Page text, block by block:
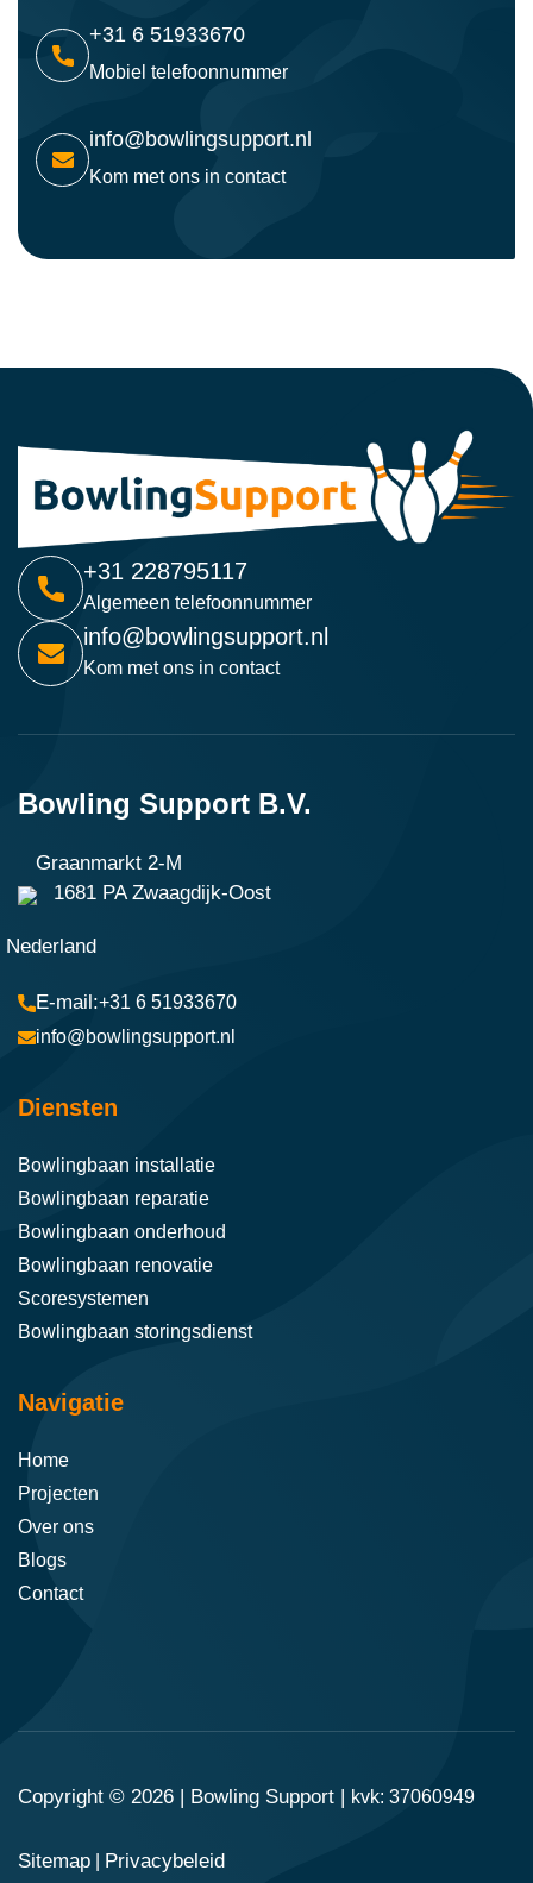
+31 6 51933670
Mobiel telefoonnummer
info@bowlingsupport.nl
Kom met ons in contact
+31 228795117
Algemeen telefoonnummer
info@bowlingsupport.nl
Kom met ons in contact
Bowling Support B.V.
Graanmarkt 2-M
1681 PA Zwaagdijk-Oost
Nederland
+31 6 51933670
info@bowlingsupport.nl
Diensten
Bowlingbaan installatie
Bowlingbaan reparatie
Bowlingbaan onderhoud
Bowlingbaan renovatie
Scoresystemen
Bowlingbaan storingsdienst
Navigatie
Home
Projecten
Over ons
Blogs
Contact
Copyright © 2026 | Bowling Support kvk: 37060949
Sitemap Privacybeleid